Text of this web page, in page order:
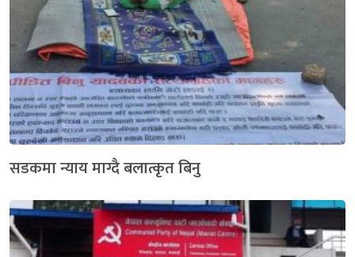
सडकमा न्याय माग्दै बलात्कृत बिनु